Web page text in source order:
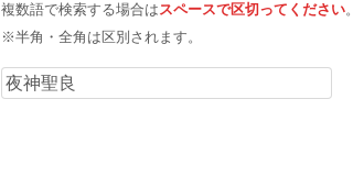
複数語で検索する場合はスペースで区切ってください。
※半角・全角は区別されます。